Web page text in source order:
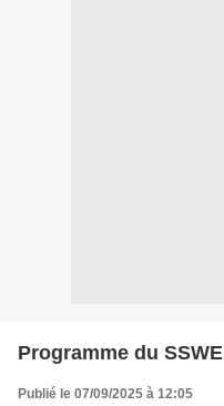
Programme du SSWE
Publié le 07/09/2025 à 12:05